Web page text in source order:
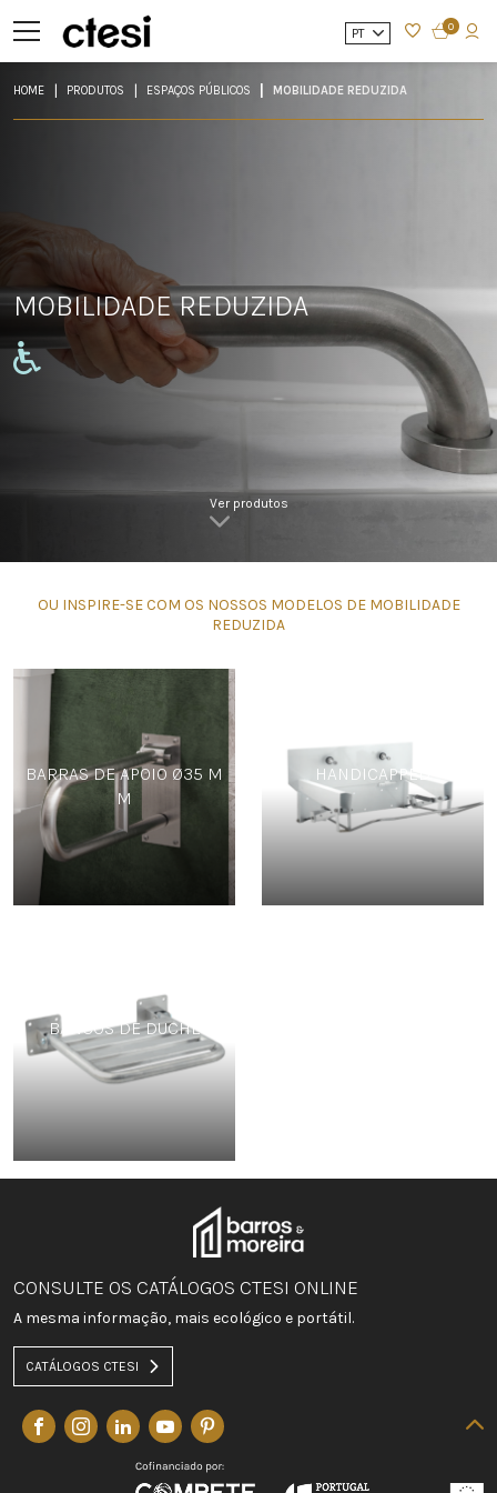
PT 0
HOME PRODUTOS ESPAÇOS PÚBLICOS MOBILIDADE REDUZIDA
MOBILIDADE REDUZIDA
Ver produtos
OU INSPIRE-SE COM OS NOSSOS MODELOS DE MOBILIDADE
REDUZIDA
BARRAS DE APOIO Ø35 M
M
HANDICAPPED
BANCOS DE DUCHE
CONSULTE OS CATÁLOGOS CTESI ONLINE
A mesma informação, mais ecológico e portátil.
CATÁLOGOS CTESI